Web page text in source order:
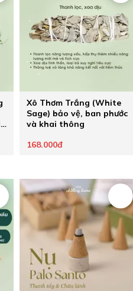
Xô Thơm Trắng (White
Sage) bảo vệ, ban phước
và khai thông
168.000đ